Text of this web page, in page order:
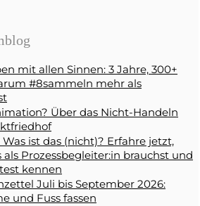
mit allen Sinnen: 3 Jahre, 300+
#8sammeln mehr als
Über das Nicht-Handeln
Was ist das (nicht)? Erfahre jetzt,
Prozessbegleiter:in brauchst und
kennen
Juli bis September 2026:
und Fuss fassen